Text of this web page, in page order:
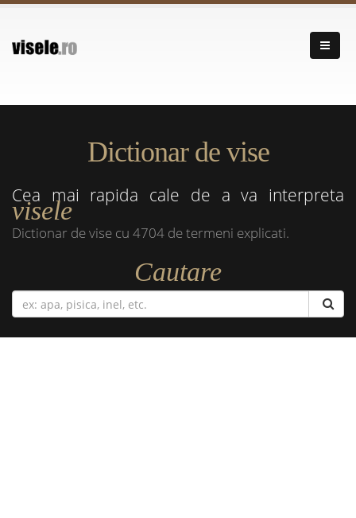
Dictionar de vise
Cea mai rapida cale de a va interpreta
visele
Dictionar de vise cu 4704 de termeni explicati.
Cautare